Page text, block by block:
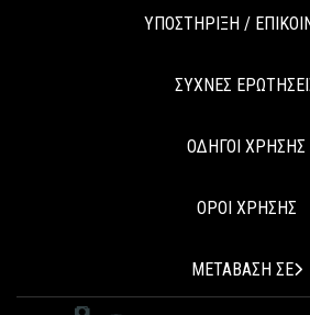
ΥΠΟΣΤΗΡΙΞΗ /
ΣΥΧΝΕΣ
ΟΔΗΓΟΙ ΧΡΗΣΗΣ
ΟΡΟΙ ΧΡΗΣΗΣ
ΜΕΤΑΒΑΣΗ ΣΕ